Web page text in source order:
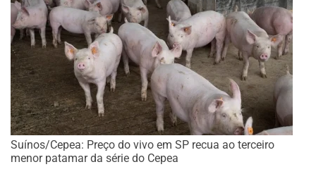
Suínos/Cepea: Preço do vivo em SP recua ao terceiro
menor patamar da série do Cepea